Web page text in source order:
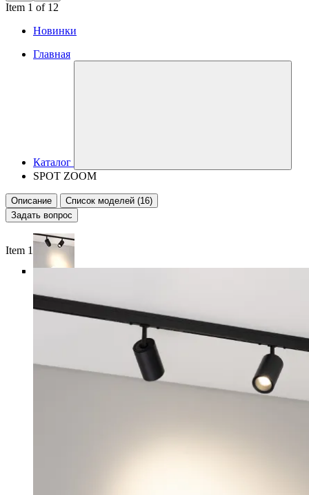
Item 1 of 12
Новинки
Главная
Каталог
SPOT ZOOM
Описание
Список моделей (16)
Задать вопрос
Item 1 of 6